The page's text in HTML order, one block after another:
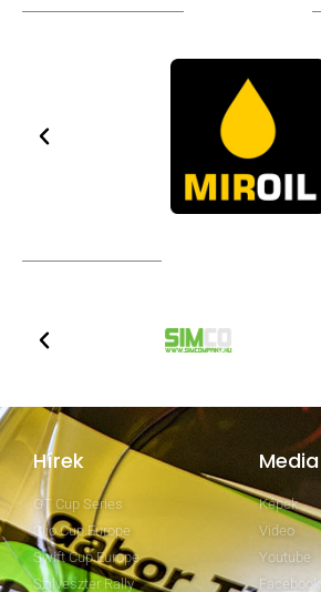
Hírek
GT Cup Series
Clio Cup Europe
Swift Cup Europe
Szilveszter Rally
Media
Képek
Video
Youtube
Facebook